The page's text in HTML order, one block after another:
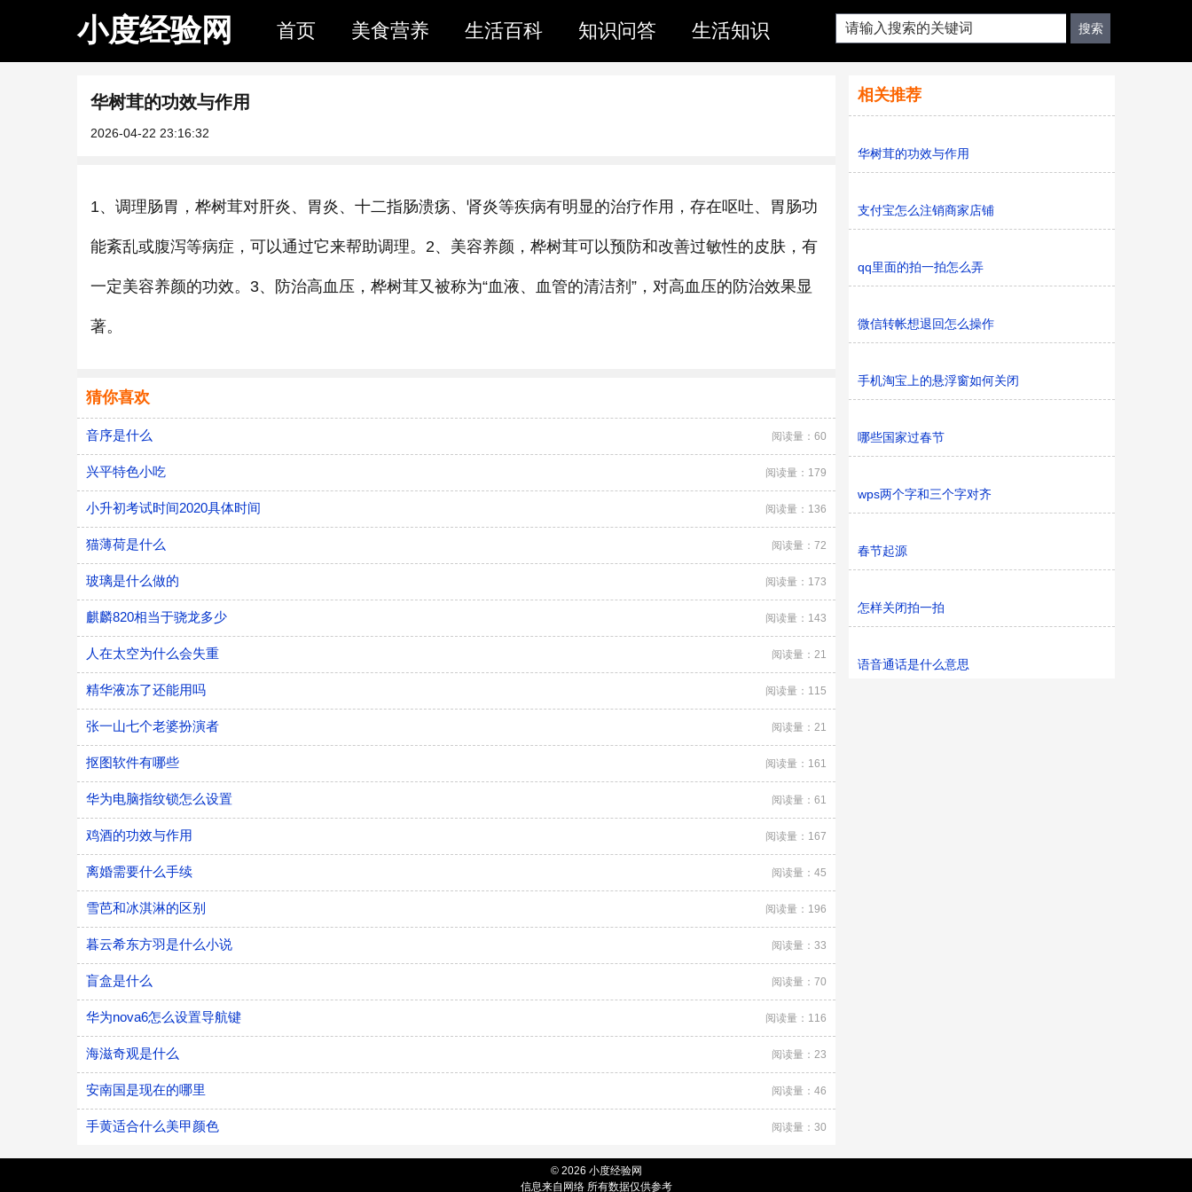
小度经验网 首页 美食营养 生活百科 知识问答 生活知识
华树茸的功效与作用
2026-04-22 23:16:32
1、调理肠胃，桦树茸对肝炎、胃炎、十二指肠溃疡、肾炎等疾病有明显的治疗作用，存在呕吐、胃肠功
能紊乱或腹泻等病症，可以通过它来帮助调理。2、美容养颜，桦树茸可以预防和改善过敏性的皮肤，有
一定美容养颜的功效。3、防治高血压，桦树茸又被称为“血液、血管的清洁剂”，对高血压的防治效果显
著。
猜你喜欢
音序是什么 阅读量：60
兴平特色小吃 阅读量：179
小升初考试时间2020具体时间 阅读量：136
猫薄荷是什么 阅读量：72
玻璃是什么做的 阅读量：173
麒麟820相当于骁龙多少 阅读量：143
人在太空为什么会失重 阅读量：21
精华液冻了还能用吗 阅读量：115
张一山七个老婆扮演者 阅读量：21
抠图软件有哪些 阅读量：161
华为电脑指纹锁怎么设置 阅读量：61
鸡酒的功效与作用 阅读量：167
离婚需要什么手续 阅读量：45
雪芭和冰淇淋的区别 阅读量：196
暮云希东方羽是什么小说 阅读量：33
盲盒是什么 阅读量：70
华为nova6怎么设置导航键 阅读量：116
海滋奇观是什么 阅读量：23
安南国是现在的哪里 阅读量：46
手黄适合什么美甲颜色 阅读量：30
相关推荐
华树茸的功效与作用
支付宝怎么注销商家店铺
qq里面的拍一拍怎么弄
微信转帐想退回怎么操作
手机淘宝上的悬浮窗如何关闭
哪些国家过春节
wps两个字和三个字对齐
春节起源
怎样关闭拍一拍
语音通话是什么意思
© 2026 小度经验网
信息来自网络 所有数据仅供参考